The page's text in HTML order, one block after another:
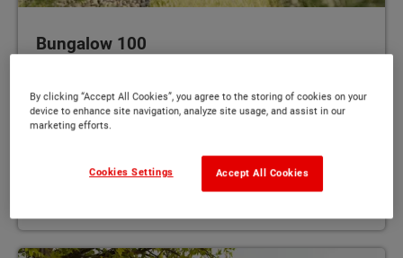
Bungalow 100
vielseitig
MEHR
By clicking “Accept All Cookies”, you agree to the storing of cookies on your
device to enhance site navigation, analyze site usage, and assist in our
marketing efforts.
Accept All Cookies
Cookies Settings